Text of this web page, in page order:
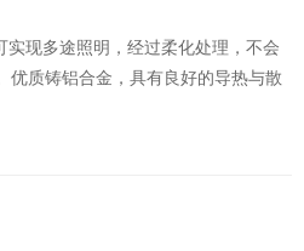
实现多途照明，经过柔化处理，不会
优质铸铝合金，具有良好的导热与散